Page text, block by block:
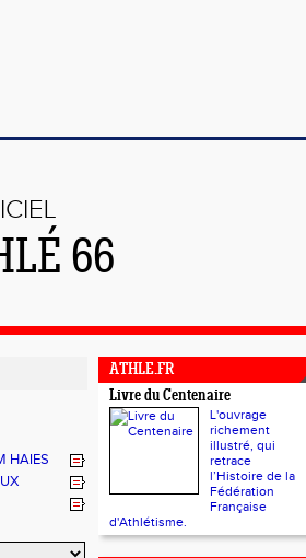
66
HAIES
ATHLE.FR
Livre du Centenaire
L'ouvrage
richement
illustré, qui
retrace
l’Histoire de la
Fédération
Française
d'Athlétisme.